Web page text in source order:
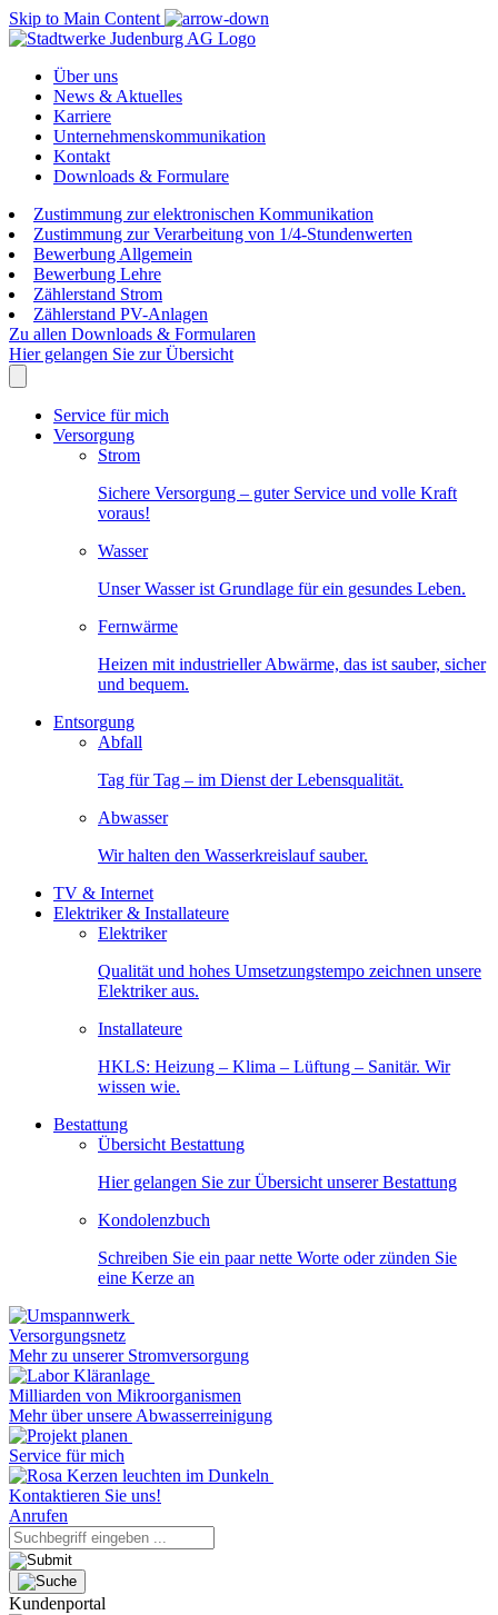
Skip to Main Content
Über uns
News & Aktuelles
Karriere
Unternehmenskommunikation
Kontakt
Downloads & Formulare
Zustimmung zur elektronischen Kommunikation
Zustimmung zur Verarbeitung von 1/4-Stundenwerten
Bewerbung Allgemein
Bewerbung Lehre
Zählerstand Strom
Zählerstand PV-Anlagen
Zu allen Downloads & Formularen
Hier gelangen Sie zur Übersicht
Service für mich
Versorgung
Strom
Sichere Versorgung – guter Service und volle Kraft
voraus!
Wasser
Unser Wasser ist Grundlage für ein gesundes Leben.
Fernwärme
Heizen mit industrieller Abwärme, das ist sauber, sicher
und bequem.
Entsorgung
Abfall
Tag für Tag – im Dienst der Lebensqualität.
Abwasser
Wir halten den Wasserkreislauf sauber.
TV & Internet
Elektriker & Installateure
Elektriker
Qualität und hohes Umsetzungstempo zeichnen unsere
Elektriker aus.
Installateure
HKLS: Heizung – Klima – Lüftung – Sanitär. Wir
wissen wie.
Bestattung
Übersicht Bestattung
Hier gelangen Sie zur Übersicht unserer Bestattung
Kondolenzbuch
Schreiben Sie ein paar nette Worte oder zünden Sie
eine Kerze an
Versorgungsnetz
Mehr zu unserer Stromversorgung
Milliarden von Mikroorganismen
Mehr über unsere Abwasserreinigung
Service für mich
Kontaktieren Sie uns!
Anrufen
Kundenportal